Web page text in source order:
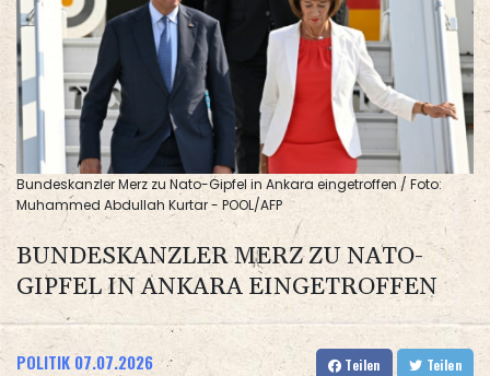
Bundeskanzler Merz zu Nato-Gipfel in Ankara eingetroffen / Foto:
Muhammed Abdullah Kurtar - POOL/AFP
BUNDESKANZLER MERZ ZU NATO-
GIPFEL IN ANKARA EINGETROFFEN
POLITIK 07.07.2026 Teilen Teilen